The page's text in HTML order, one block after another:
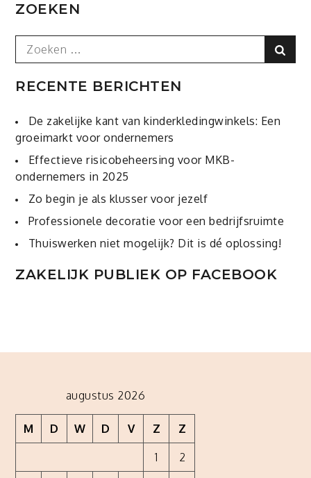
ZOEKEN
Search
for:
RECENTE BERICHTEN
De zakelijke kant van kinderkledingwinkels: Een
groeimarkt voor ondernemers
Effectieve risicobeheersing voor MKB-
ondernemers in 2025
Zo begin je als klusser voor jezelf
Professionele decoratie voor een bedrijfsruimte
Thuiswerken niet mogelijk? Dit is dé oplossing!
ZAKELIJK PUBLIEK OP FACEBOOK
augustus 2026
M D W D V Z Z
1 2